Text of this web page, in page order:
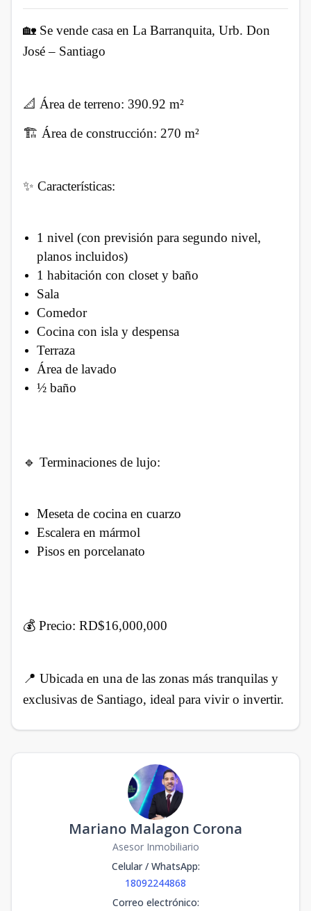
🏡 Se vende casa en La Barranquita, Urb. Don
José – Santiago
📐 Área de terreno: 390.92 m²
🏗️ Área de construcción: 270 m²
✨ Características:
1 nivel (con previsión para segundo nivel,
planos incluidos)
1 habitación con closet y baño
Sala
Comedor
Cocina con isla y despensa
Terraza
Área de lavado
½ baño
🔹 Terminaciones de lujo:
Meseta de cocina en cuarzo
Escalera en mármol
Pisos en porcelanato
💰 Precio: RD$16,000,000
📍 Ubicada en una de las zonas más tranquilas y
exclusivas de Santiago, ideal para vivir o invertir.
Mariano Malagon Corona
Asesor Inmobiliario
Celular / WhatsApp:
18092244868
Correo electrónico: